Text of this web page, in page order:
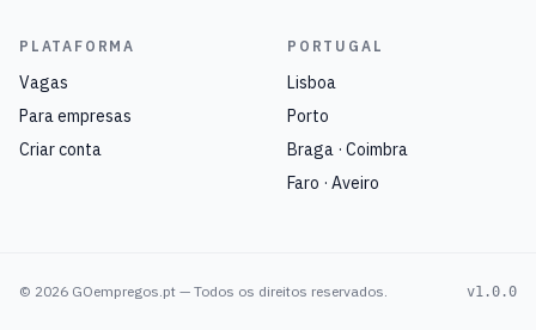
PLATAFORMA
Vagas
Para empresas
Criar conta
PORTUGAL
Lisboa
Porto
Braga · Coimbra
Faro · Aveiro
© 2026 GOempregos.pt — Todos os direitos reservados. v1.0.0